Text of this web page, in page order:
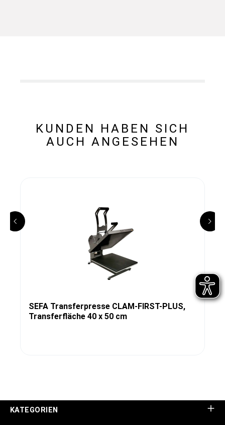
KUNDEN HABEN SICH
AUCH ANGESEHEN
SEFA Transferpresse CLAM-FIRST-PLUS,
Transferfläche 40 x 50 cm
KATEGORIEN